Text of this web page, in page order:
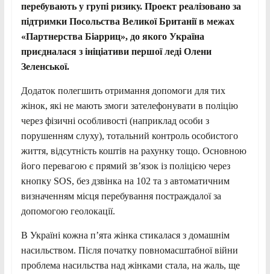
перебувають у групі ризику. Проект реалізовано за
підтримки Посольства Великої Британії в межах
«Партнерства Біарриц», до якого Україна
приєдналася з ініціативи першої леді Олени
Зеленської.
Додаток полегшить отримання допомоги для тих
жінок, які не мають змоги зателефонувати в поліцію
через фізичні особливості (наприклад особи з
порушенням слуху), тотальний контроль особистого
життя, відсутність коштів на рахунку тощо. Основною
його перевагою є прямий зв’язок із поліцією через
кнопку SOS, без дзвінка на 102 та з автоматичним
визначенням місця перебування постраждалої за
допомогою геолокації.
В Україні кожна п’ята жінка стикалася з домашнім
насильством. Після початку повномасштабної війни
проблема насильства над жінками стала, на жаль, ще